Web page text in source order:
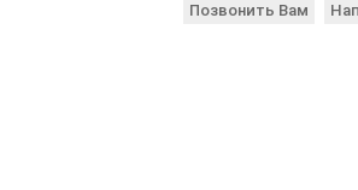
Позвонить Вам